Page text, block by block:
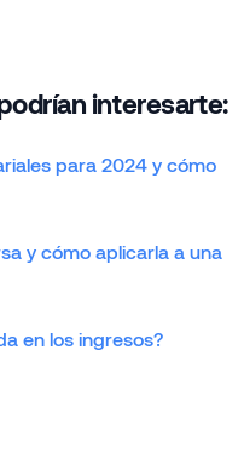
interesarte:
para 2024 y cómo
y cómo aplicarla a una
en los ingresos?